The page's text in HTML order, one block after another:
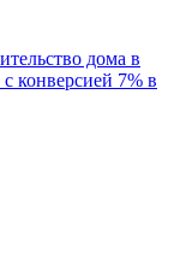
дома в
конверсией 7% в